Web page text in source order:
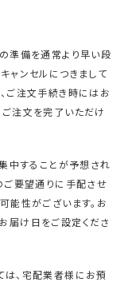
準備を通常より早い段
ャンセルにつきまして
ご注文手続き時にはお
注文を完了いただけ
中することが予想され
ご要望通りに手配させ
能性がございます。お
届け日をご設定くださ
、宅配業者様にお預